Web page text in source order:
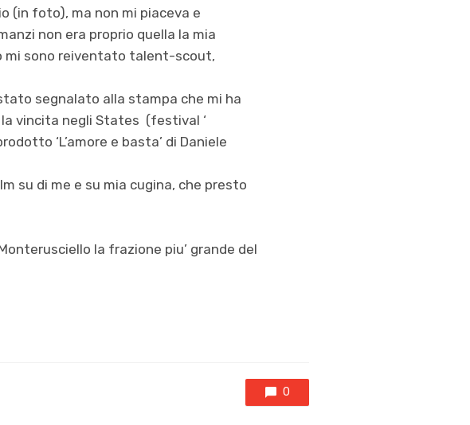
(in foto), ma non mi piaceva e
non era proprio quella la mia
mi sono reiventato talent-scout,
segnalato alla stampa che mi ha
la vincita negli States (festival ‘
‘L’amore e basta’ di Daniele
su di me e su mia cugina, che presto
la frazione piu’ grande del
0